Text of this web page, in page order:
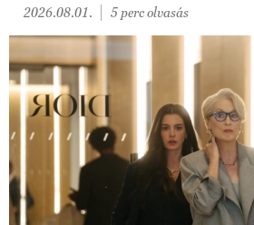
2026.08.01. 5 perc olvasás